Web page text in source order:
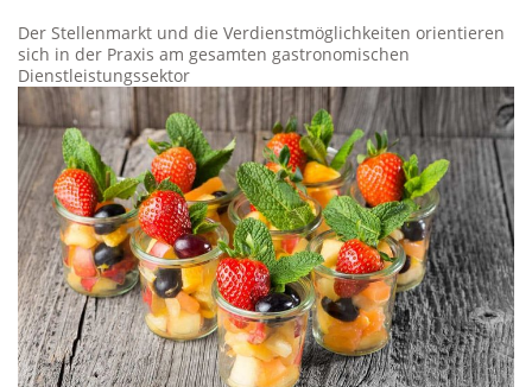
Der Stellenmarkt und die Verdienstmöglichkeiten orientieren
sich in der Praxis am gesamten gastronomischen
Dienstleistungssektor